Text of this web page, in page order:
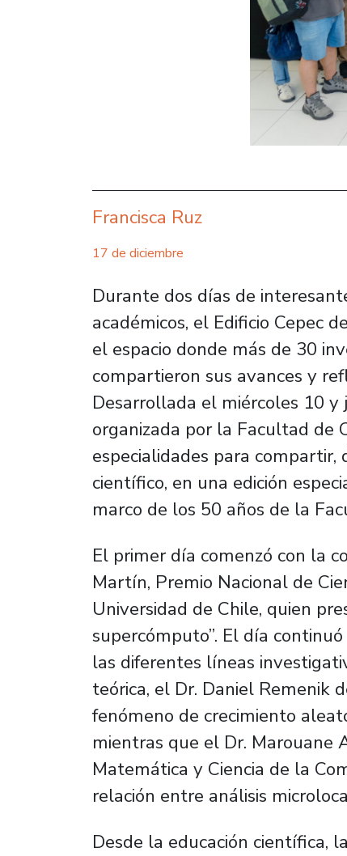
Francisca Ruz
17 de diciembre
Durante dos días de
académicos, el Edificio Cepec
el espacio donde más de 30
compartieron sus avances y
Desarrollada el miércoles 10 y
organizada por la Facultad de
especialidades para
científico, en una edición
marco de los 50 años de la
El primer día comenzó con la
Martín, Premio Nacional de
Universidad de Chile, quien
supercómputo”. El día
las diferentes líneas
teórica, el Dr. Daniel Remenik
fenómeno de crecimiento
mientras que el Dr. Marouane
Matemática y Ciencia de la
relación entre análisis
Desde la educación científica,